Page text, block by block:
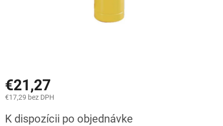
€21,27
€17,29 bez DPH
cena:
K dispozícii po objednávke